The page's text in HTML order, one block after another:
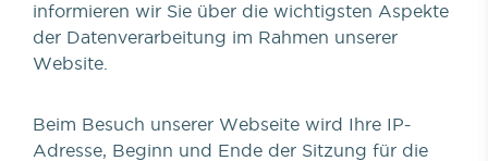
informieren wir Sie über die wichtigsten Aspekte
der Datenverarbeitung im Rahmen unserer
Website.
Beim Besuch unserer Webseite wird Ihre IP-
Adresse, Beginn und Ende der Sitzung für die